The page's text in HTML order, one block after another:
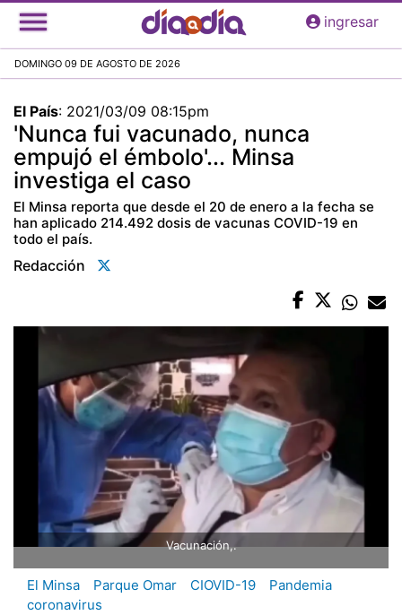
Pasar
al
principal
ingresar
DOMINGO 09 DE AGOSTO DE 2026
El País: 2021/03/09 08:15pm
'Nunca fui vacunado, nunca
empujó el émbolo'... Minsa
investiga el caso
El Minsa reporta que desde el 20 de enero a la fecha se
han aplicado 214.492 dosis de vacunas COVID-19 en
todo el país.
Redacción
Vacunación,.
El Minsa Parque Omar CIOVID-19
Pandemia
coronavirus